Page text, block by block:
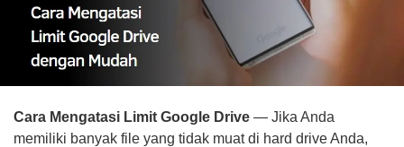
Cara Mengatasi Limit Google Drive — Jika Anda
memiliki banyak file yang tidak muat di hard drive Anda,